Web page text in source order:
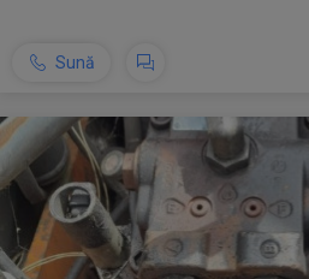
Sună